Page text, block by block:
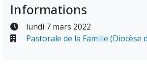
Informations
lundi 7 mars 2022
Pastorale de la Famille (Diocèse